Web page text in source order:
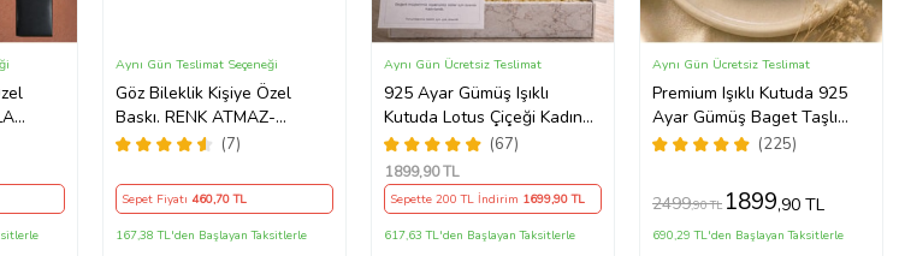
Göz Bileklik Kişiye Özel
Baskı. RENK ATMAZ-
SİLİNMEZ VE ÇELİKTİR
(7)
Aynı Gün Teslimat Seçeneği
Sepet Fiyatı 460,70 TL
167,38 TL'den Başlayan Taksitlerle
925 Ayar Gümüş Işıklı
Kutuda Lotus Çiçeği Kadın
Kolye , Peluş Ayıcık
Anahtarlık Marteniçka
Bileklik, Polaroid Fotoğraf
Hediye
(67)
Aynı Gün Ücretsiz Teslimat
1899,90 TL
Sepette 200 TL İndirim 1699,90 TL
617,63 TL'den Başlayan Taksitlerle
Premium Işıklı Kutuda 925
Ayar Gümüş Baget Taşlı
Lotus Çiçeği Kolye
(225)
Aynı Gün Ücretsiz Teslimat
2499,90 TL 1899,90 TL
690,29 TL'den Başlayan Taksitlerle